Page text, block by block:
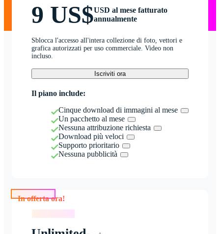
9 US$USD al mese fatturato
annualmente
Sblocca l'accesso all'intera collezione di foto, vettori e
grafica autorizzati per uso commerciale. Video non
incluso.
Iscriviti ora
Il piano include:
Cinque download di immagini al mese
Un pacchetto al mese
Nessuna attribuzione richiesta
Download più veloci
Supporto prioritario
Nessuna pubblicità